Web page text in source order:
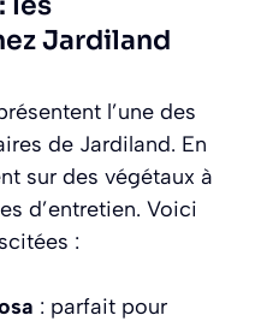
Jardiland
l’une des
de Jardiland. En
sur des végétaux à
d’entretien. Voici
:
: parfait pour